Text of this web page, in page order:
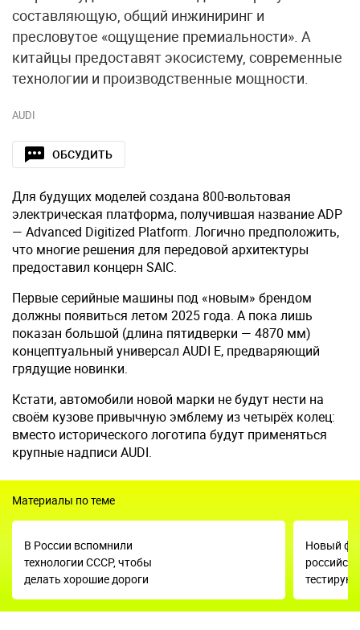
составляющую, общий инжиниринг и
пресловутое «ощущение премиальности». А
китайцы предоставят экосистему, современные
технологии и производственные мощности.
AUDI
ОБСУДИТЬ
Для будущих моделей создана 800-вольтовая
электрическая платформа, получившая название ADP
— Advanced Digitized Platform. Логично предположить,
что многие решения для передовой архитектуры
предоставил концерн SAIC.
Первые серийные машины под «новым» брендом
должны появиться летом 2025 года. А пока лишь
показан большой (длина пятидверки — 4870 мм)
концептуальный универсал AUDI E, предваряющий
грядущие новинки.
Кстати, автомобили новой марки не будут нести на
своём кузове привычную эмблему из четырёх колец:
вместо исторического логотипа будут применяться
крупные надписи AUDI.
Материалы по теме
В России вспомнили
технологии СССР, чтобы
делать хорошие дороги
Новый